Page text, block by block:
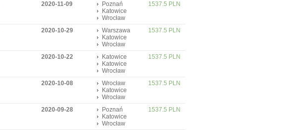
2020-11-09
Poznań
Katowice
Wrocław
1537.5 PLN
2020-10-29
Warszawa
Katowice
Wrocław
1537.5 PLN
2020-10-22
Katowice
Katowice
Wrocław
1537.5 PLN
2020-10-08
Wrocław
Katowice
Wrocław
1537.5 PLN
2020-09-28
Poznań
Katowice
Wrocław
1537.5 PLN